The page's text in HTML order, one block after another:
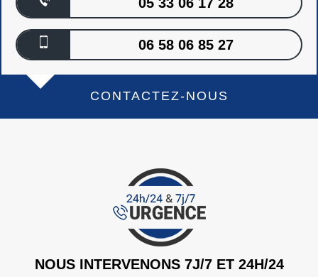
06 58 06 85 27
CONTACTEZ-NOUS
NOUS INTERVENONS 7J/7 ET 24H/24